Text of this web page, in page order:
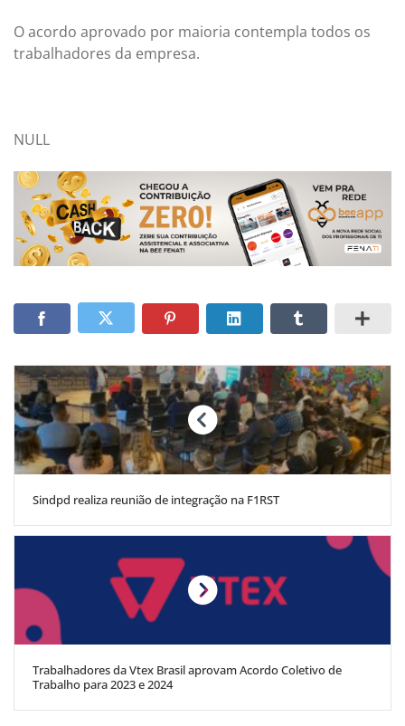
O acordo aprovado por maioria contempla todos os
trabalhadores da empresa.
NULL
Sindpd realiza reunião de integração na F1RST
Trabalhadores da Vtex Brasil aprovam Acordo Coletivo de
Trabalho para 2023 e 2024